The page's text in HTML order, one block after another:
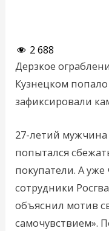
2 688
Дерзкое
Кузнецком
зафиксировали
27-летий мужчина
попытался
покупатели. А
сотрудники
объяснил мотив
самочувствием».